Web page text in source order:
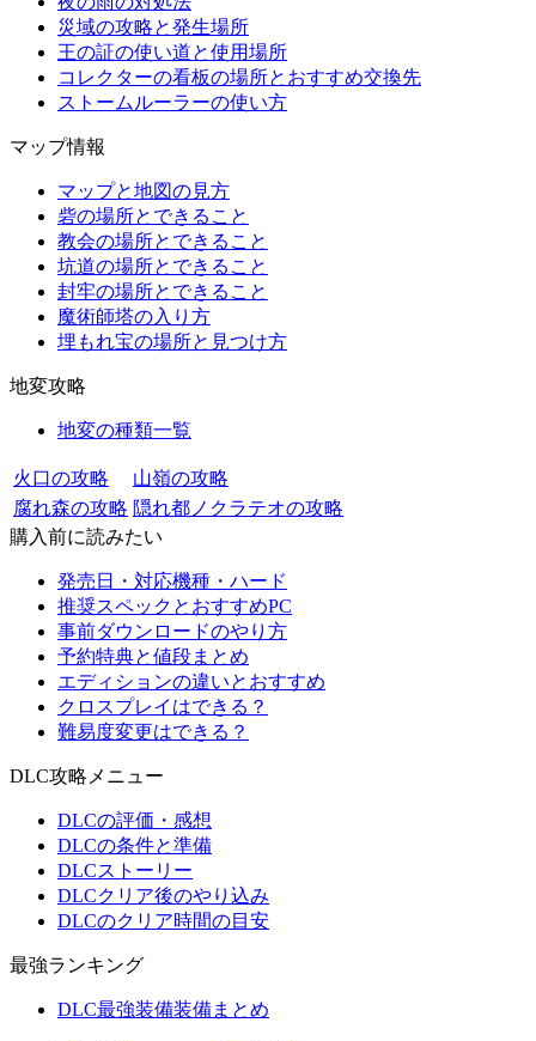
災域の攻略と発生場所
王の証の使い道と使用場所
コレクターの看板の場所とおすすめ交換先
ストームルーラーの使い方
マップ情報
マップと地図の見方
砦の場所とできること
教会の場所とできること
坑道の場所とできること
封牢の場所とできること
魔術師塔の入り方
埋もれ宝の場所と見つけ方
地変攻略
地変の種類一覧
火口の攻略
山嶺の攻略
腐れ森の攻略 隠れ都ノクラテオの攻略
購入前に読みたい
発売日・対応機種・ハード
推奨スペックとおすすめPC
事前ダウンロードのやり方
予約特典と値段まとめ
エディションの違いとおすすめ
クロスプレイはできる？
難易度変更はできる？
DLC攻略メニュー
DLCの評価・感想
DLCの条件と準備
DLCストーリー
DLCクリア後のやり込み
DLCのクリア時間の目安
最強ランキング
DLC最強装備装備まとめ